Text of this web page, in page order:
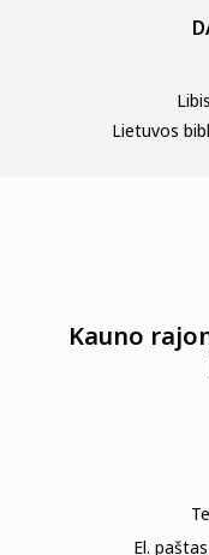
Lietuvos
Kauno
El. paštas